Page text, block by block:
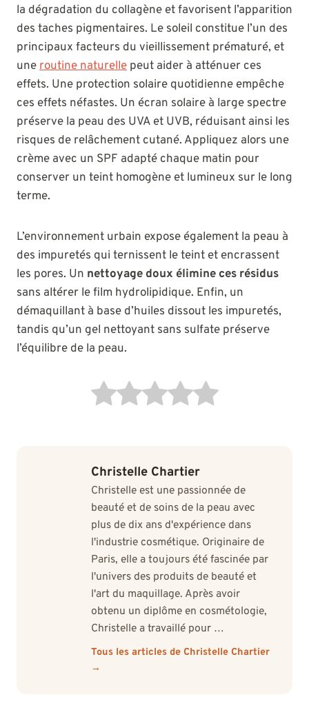
la dégradation du collagène et favorisent l’apparition
des taches pigmentaires. Le soleil constitue l’un des
principaux facteurs du vieillissement prématuré, et
uneroutine naturelle peut aider à atténuer ces
effets. Une protection solaire quotidienne empêche
ces effets néfastes. Un écran solaire à large spectre
préserve la peau des UVA et UVB, réduisant ainsi les
risques de relâchement cutané. Appliquez alors une
crème avec un SPF adapté chaque matin pour
conserver un teint homogène et lumineux sur le long
terme.
L’environnement urbain expose également la peau à
des impuretés qui ternissent le teint et encrassent
les pores. Un nettoyage doux élimine ces résidus
sans altérer le film hydrolipidique. Enfin, un
démaquillant à base d’huiles dissout les impuretés,
tandis qu’un gel nettoyant sans sulfate préserve
l’équilibre de la peau.
Christelle Chartier
Christelle est une passionnée de
beauté et de soins de la peau avec
plus de dix ans d'expérience dans
l'industrie cosmétique. Originaire de
Paris, elle a toujours été fascinée par
l'univers des produits de beauté et
l'art du maquillage. Après avoir
obtenu un diplôme en cosmétologie,
Christelle a travaillé pour …
Tous les articles de Christelle Chartier
→